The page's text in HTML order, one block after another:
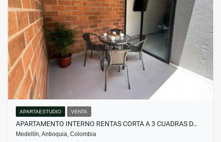
APARTAESTUDIO VENTA
APARTAMENTO INTERNO RENTAS CORTA A 3 CUADRAS D…
Medellín, Antioquia, Colombia